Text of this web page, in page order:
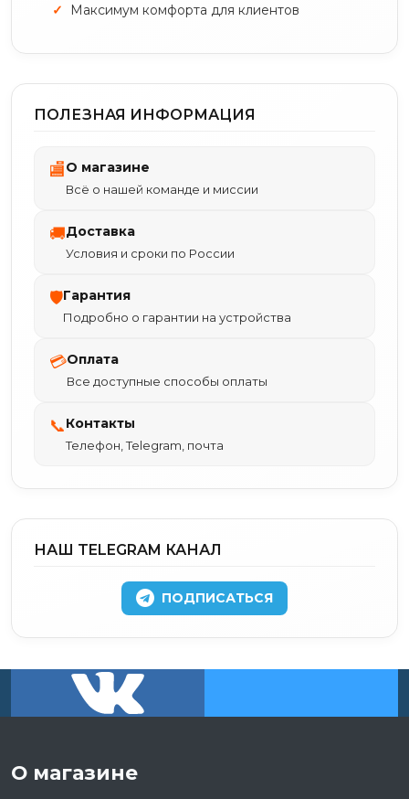
Максимум комфорта для клиентов
ПОЛЕЗНАЯ ИНФОРМАЦИЯ
🏬О магазине
Всё о нашей команде и миссии
🚚Доставка
Условия и сроки по России
🛡Гарантия
Подробно о гарантии на устройства
💳Оплата
Все доступные способы оплаты
📞Контакты
Телефон, Telegram, почта
НАШ TELEGRAM КАНАЛ
ПОДПИСАТЬСЯ
О магазине